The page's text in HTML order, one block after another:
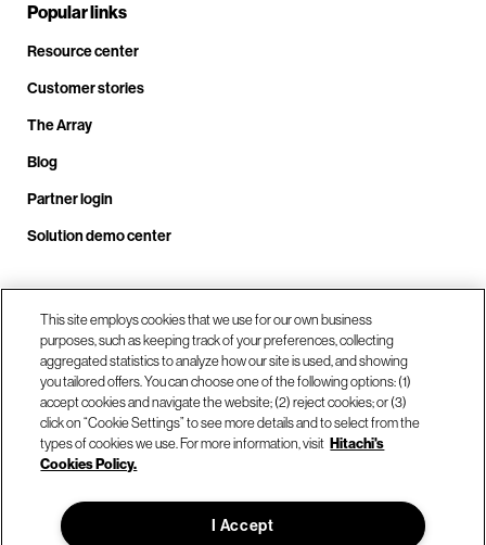
Popular links
Resource center
Customer stories
The Array
Blog
Partner login
Solution demo center
Call us at +1.678.403.3035
Our locations
This site employs cookies that we use for our own business
purposes, such as keeping track of your preferences, collecting
aggregated statistics to analyze how our site is used, and showing
you tailored offers. You can choose one of the following options: (1)
accept cookies and navigate the website; (2) reject cookies; or (3)
click on “Cookie Settings” to see more details and to select from the
types of cookies we use. For more information, visit Hitachi's
Cookies Policy.
I Accept